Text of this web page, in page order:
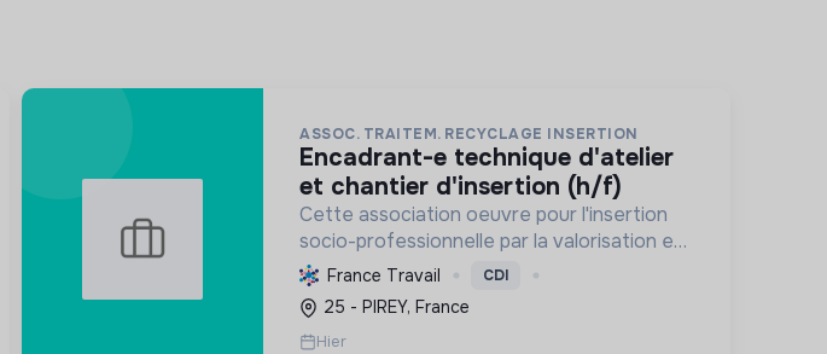
ASSOC. TRAITEM. RECYCLAGE INSERTION
encadrant-e technique d'atelier
et chantier d'insertion (h/f)
Cette association oeuvre pour l'insertion
socio-professionnelle par la valorisation et
le recyclage d'objets, le blanchissage et la
sensibilisation environnementale,
promouvant l'économie circulaire e...
France Travail CDI
25 - PIREY, France
Hier